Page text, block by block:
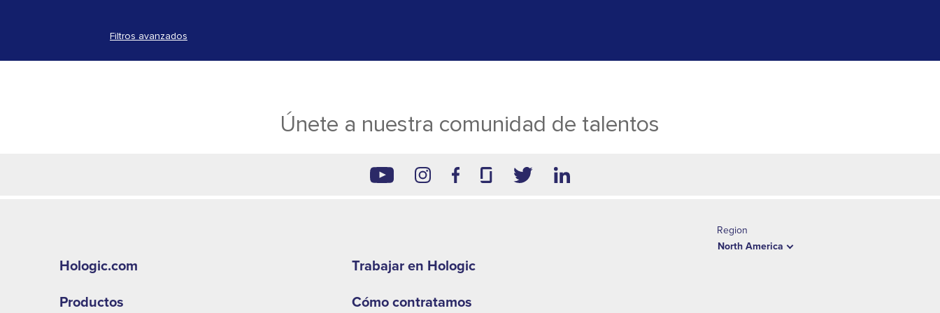
Filtros avanzados
Únete a nuestra comunidad de talentos
Hologic.com
Productos
second
menu
Trabajar en Hologic
Cómo contratamos
Region
North America